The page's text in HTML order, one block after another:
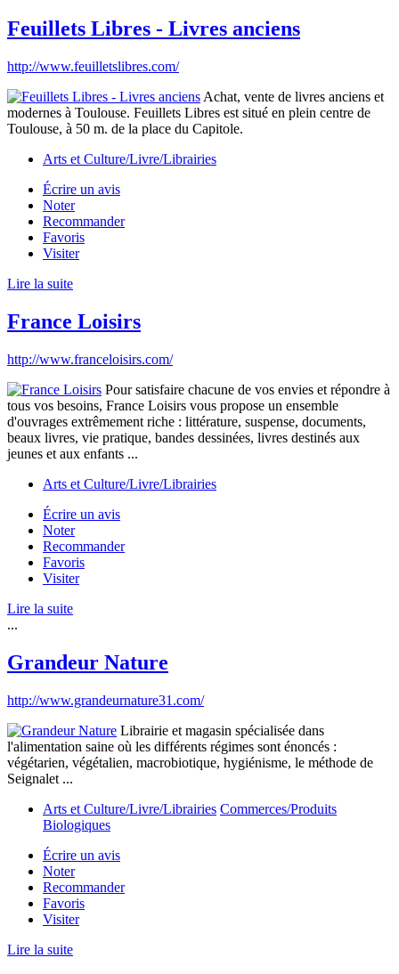
Feuillets Libres - Livres anciens
http://www.feuilletslibres.com/
Achat, vente de livres anciens et
modernes à Toulouse. Feuillets Libres est situé en plein centre de
Toulouse, à 50 m. de la place du Capitole.
Arts et Culture/Livre/Librairies
Écrire un avis
Noter
Recommander
Favoris
Visiter
Lire la suite
France Loisirs
http://www.franceloisirs.com/
Pour satisfaire chacune de vos envies et répondre à
tous vos besoins, France Loisirs vous propose un ensemble
d'ouvrages extrêmement riche : littérature, suspense, documents,
beaux livres, vie pratique, bandes dessinées, livres destinés aux
jeunes et aux enfants ...
Arts et Culture/Livre/Librairies
Écrire un avis
Noter
Recommander
Favoris
Visiter
Lire la suite
...
Grandeur Nature
http://www.grandeurnature31.com/
Librairie et magasin spécialisée dans
l'alimentation saine où les différents régimes sont énoncés :
végétarien, végétalien, macrobiotique, hygiénisme, le méthode de
Seignalet ...
Arts et Culture/Livre/Librairies Commerces/Produits
Biologiques
Écrire un avis
Noter
Recommander
Favoris
Visiter
Lire la suite